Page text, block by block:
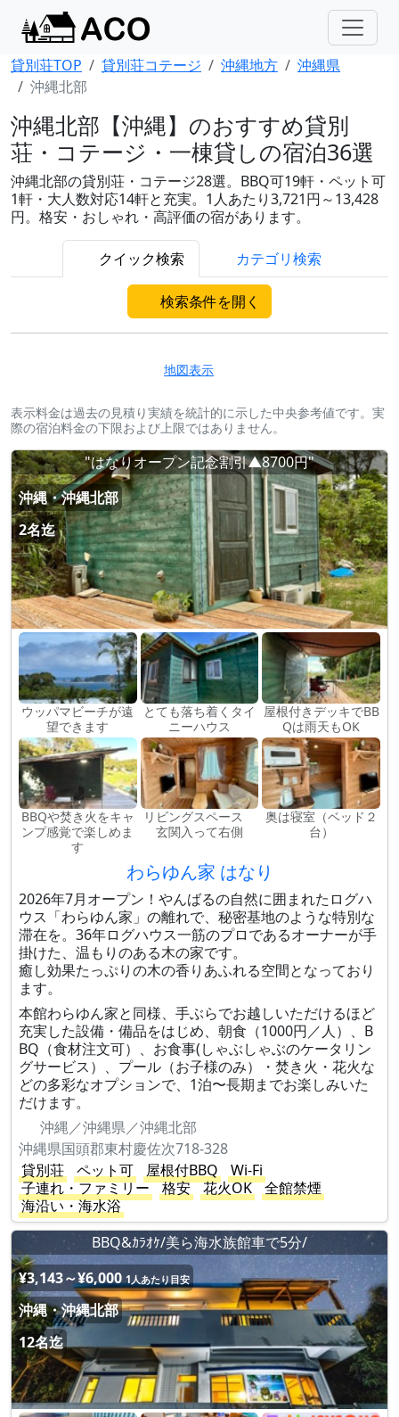
貸別荘TOP 貸別荘コテージ 沖縄地方
沖縄県
沖縄北部
沖縄北部【沖縄】のおすすめ貸別
荘・コテージ・一棟貸しの宿泊36選
沖縄北部の貸別荘・コテージ28選。BBQ可19軒・ペット可
1軒・大人数対応14軒と充実。1人あたり3,721円～13,428
円。格安・おしゃれ・高評価の宿があります。
クイック検索 カテゴリ検索
検索条件を開く
地図表示
表示料金は過去の見積り実績を統計的に示した中央参考値です。実
際の宿泊料金の下限および上限ではありません。
"はなりオープン記念割引▲8700円"
沖縄・沖縄北部
2名迄
ウッパマビーチが遠
望できます
とても落ち着くタイ
ニーハウス
屋根付きデッキでBB
Qは雨天もOK
BBQや焚き火をキャ
ンプ感覚で楽しめま
す
リビングスペース
玄関入って右側
奥は寝室（ベッド２
台）
わらゆん家 はなり
2026年7月オープン！やんばるの自然に囲まれたログハ
ウス「わらゆん家」の離れで、秘密基地のような特別な
滞在を。36年ログハウス一筋のプロであるオーナーが手
掛けた、温もりのある木の家です。
癒し効果たっぷりの木の香りあふれる空間となっており
ます。
本館わらゆん家と同様、手ぶらでお越しいただけるほど
充実した設備・備品をはじめ、朝食（1000円／人）、B
BQ（食材注文可）、お食事(しゃぶしゃぶのケータリン
グサービス）、プール（お子様のみ）・焚き火・花火な
どの多彩なオプションで、1泊〜長期までお楽しみいた
だけます。
沖縄／沖縄県／沖縄北部
沖縄県国頭郡東村慶佐次718-328
貸別荘
ペット可 屋根付BBQ
Wi-Fi
子連れ・ファミリー
格安 花火OK
全館禁煙
海沿い・海水浴
BBQ&ｶﾗｵｹ/美ら海水族館車で5分/
¥3,143～¥6,000 1人あたり目安
沖縄・沖縄北部
12名迄